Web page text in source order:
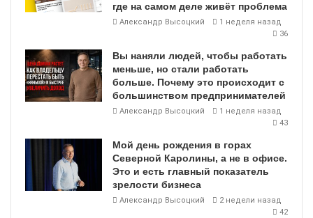
где на самом деле живёт проблема
Александр Высоцкий
1 неделя назад
36
Вы наняли людей, чтобы работать
меньше, но стали работать
больше. Почему это происходит с
большинством предпринимателей
Александр Высоцкий
1 неделя назад
43
Мой день рождения в горах
Северной Каролины, а не в офисе.
Это и есть главный показатель
зрелости бизнеса
Александр Высоцкий
2 недели назад
42